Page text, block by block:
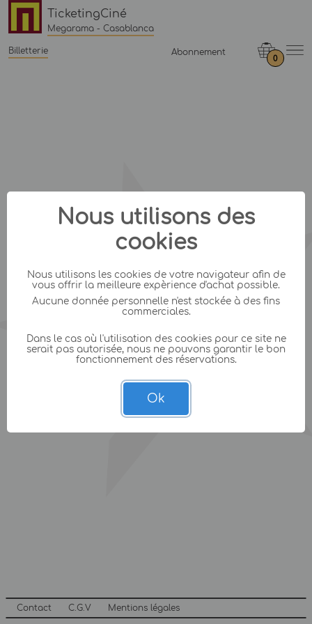
TicketingCiné
Megarama - Casablanca
Billetterie Abonnement
0
Contact C.G.V Mentions légales
Nous utilisons des
cookies
Nous utilisons les cookies de votre navigateur afin de
vous offrir la meilleure expèrience d'achat possible.
Aucune donnée personnelle n'est stockée à des fins
commerciales.
Dans le cas où l'utilisation des cookies pour ce site ne
serait pas autorisée, nous ne pouvons garantir le bon
fonctionnement des réservations.
Ok